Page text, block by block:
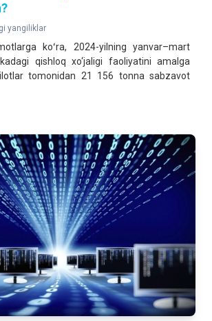
yangiliklar
koʻra, 2024-yilning yanvar–mart
qishloq xo‘jaligi faoliyatini amalga
tomonidan 21 156 tonna sabzavot